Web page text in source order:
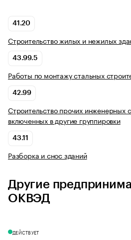
41.20
Строительство жилых и нежилых
43.99.5
Работы по монтажу стальных
42.99
Строительство прочих инженерных
включенных в другие группировки
43.11
Разборка и снос зданий
Другие
ОКВЭД
ДЕЙСТВУЕТ